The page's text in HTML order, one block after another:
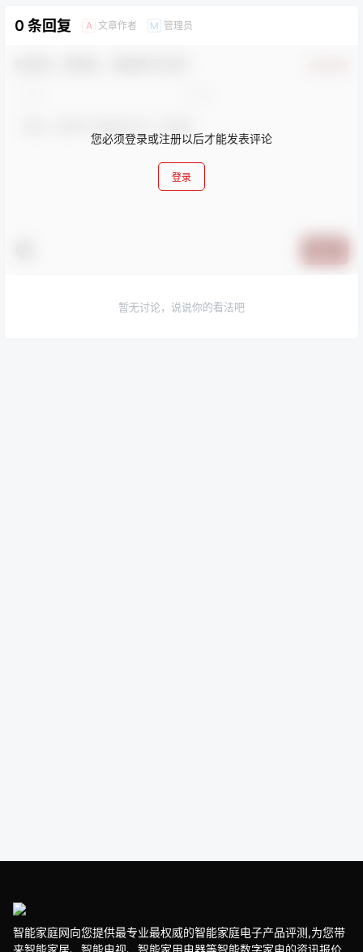
0 条回复 A 文章作者 M 管理员
您必须登录或注册以后才能发表评论
登录
暂无讨论，说说你的看法吧
智能家庭网向您提供最专业最权威的智能家庭电子产品评测,为您带
来智能家居、智能电视、智能家用电器等智能数字家电的资讯报价